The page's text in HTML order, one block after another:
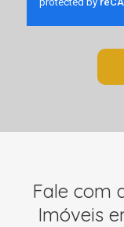
Fale com
Imóveis